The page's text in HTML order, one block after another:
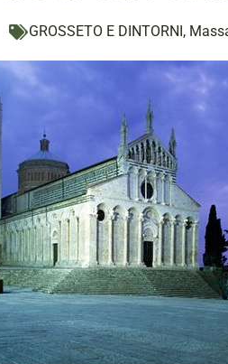
GROSSETO E DINTORNI ,